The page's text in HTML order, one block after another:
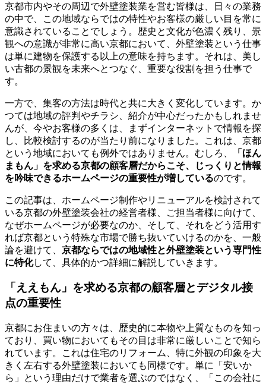
京都市内やその周辺で外壁塗装業を営む皆様は、日々の業務
の中で、この地域ならではの特性やお客様の厳しい目を常に
意識されていることでしょう。歴史と文化が色濃く残り、景
観への意識が非常に高い京都において、外壁塗装という仕事
は単に建物を保護する以上の意味を持ちます。それは、美し
い古都の景観を未来へとつなぐ、重要な役割を担う仕事で
す。
一方で、集客の方法は時代と共に大きく変化しています。か
つては地域の評判やチラシ、紹介が中心だったかもしれませ
んが、今やお客様の多くは、まずインターネットで情報を探
し、比較検討するのが当たり前になりました。これは、京都
という地域においても例外ではありません。むしろ、
「ほん
まもん」を求める京都の顧客層だからこそ、じっくりと情報
を吟味できるホームページの重要性が増しているのです。
この記事は、ホームページ制作やリニューアルを検討されて
いる京都の外壁塗装会社の経営者様、ご担当者様に向けて、
なぜホームページが必要なのか、そして、それをどう活用す
れば京都という特殊な市場で勝ち抜いていけるのかを、一般
論を避けて、 京都ならではの地域性と外壁塗装という専門性
に特化して、具体的かつ詳細に解説していきます。
「ええもん」を求める京都の顧客層とデジタル接
点の重要性
京都にお住まいの方々は、歴史的に本物や上質なものを知っ
ており、買い物においてもその目は非常に厳しいことで知ら
れています。これは住宅のリフォーム、特に外観の印象を大
きく左右する外壁塗装においても同様です。単に「安いか
ら」という理由だけで業者を選ぶのではなく、「この会社に